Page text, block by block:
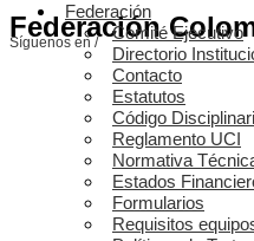
Federación
Síguenos en /
Federación
Comité Ejecutivo
Directorio
Contacto
Estatutos
Código
Reglamento UCI
Normativa
Estados
Formularios
Requisitos